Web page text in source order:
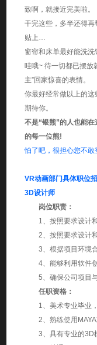
致啊，就接近完美啦。
干完这些，多半还得再
贴上…
窗帘和床单最好能洗洗
哇哦~ 待一切都已摆放
主”回家惊喜的表情。
你最好经常做以上的
期待你。
不是“银熊”的人也能
的每一位熊!
怕了吧，很担心您不
VR动画部门具体职位
3D设计师
岗位职责：
1、按照要求设计和
2、按照要求设计和
3、根据项目环境合
4、能够利用软件创
5、确保公司项目与
任职资格：
1、美术专业毕业，
2、熟练使用MAYA
3、具有专业的3D模